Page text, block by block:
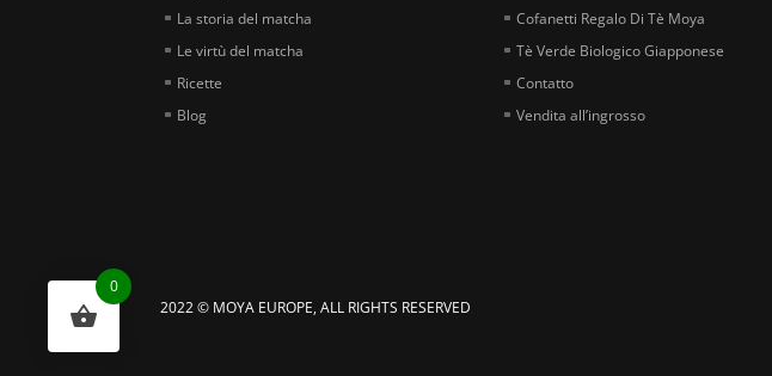
La storia del matcha
Le virtù del matcha
Ricette
Blog
Cofanetti Regalo Di Tè Moya
Tè Verde Biologico Giapponese
Contatto
Vendita all’ingrosso
2022 © MOYA EUROPE, ALL RIGHTS RESERVED
0